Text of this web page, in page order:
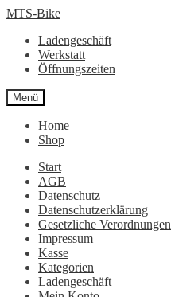
Zur
springen
Zum
springen
MTS-Bike
Ladengeschäft
Werkstatt
Öffnungszeiten
Menü
Home
Shop
Start
AGB
Datenschutz
Datenschutzerklärung
Gesetzliche Verordnungen
Impressum
Kasse
Kategorien
Ladengeschäft